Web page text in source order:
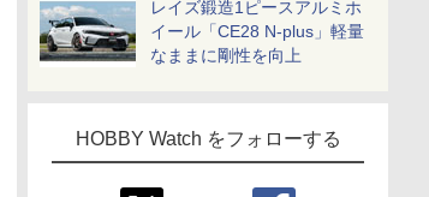
レイズ鍛造1ピースアルミホ
イール「CE28 N-plus」軽量
なままに剛性を向上
HOBBY Watch をフォローする